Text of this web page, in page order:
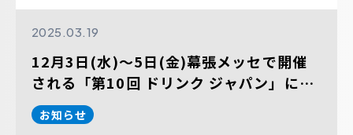
2025.03.19
12月3日(水)～5日(金)幕張メッセで開催
される「第10回 ドリンク ジャパン」に出
展します。
お知らせ